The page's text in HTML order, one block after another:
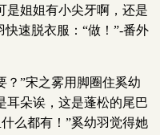
是姐姐有小尖牙啊，还是
快速脱衣服：“做！”-番外
？”宋之雾用脚圈住奚幼
耳朵诶，这是蓬松的尾巴
么都有！”奚幼羽觉得她